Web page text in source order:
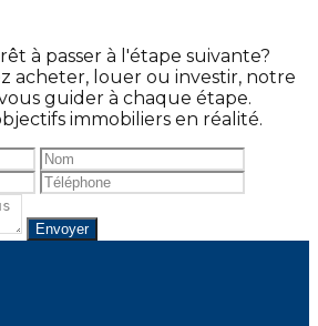
à passer à l'étape suivante?
acheter, louer ou investir, notre
guider à chaque étape.
immobiliers en réalité.
Envoyer